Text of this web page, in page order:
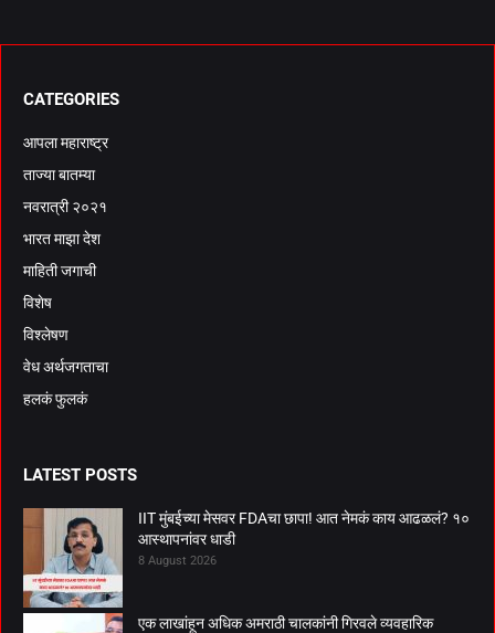
CATEGORIES
आपला महाराष्ट्र
ताज्या बातम्या
नवरात्री २०२१
भारत माझा देश
माहिती जगाची
विशेष
विश्लेषण
वेध अर्थजगताचा
हलकं फुलकं
LATEST POSTS
IIT मुंबईच्या मेसवर FDAचा छापा! आत नेमकं काय आढळलं? १०
आस्थापनांवर धाडी
8 August 2026
एक लाखांहून अधिक अमराठी चालकांनी गिरवले व्यवहारिक